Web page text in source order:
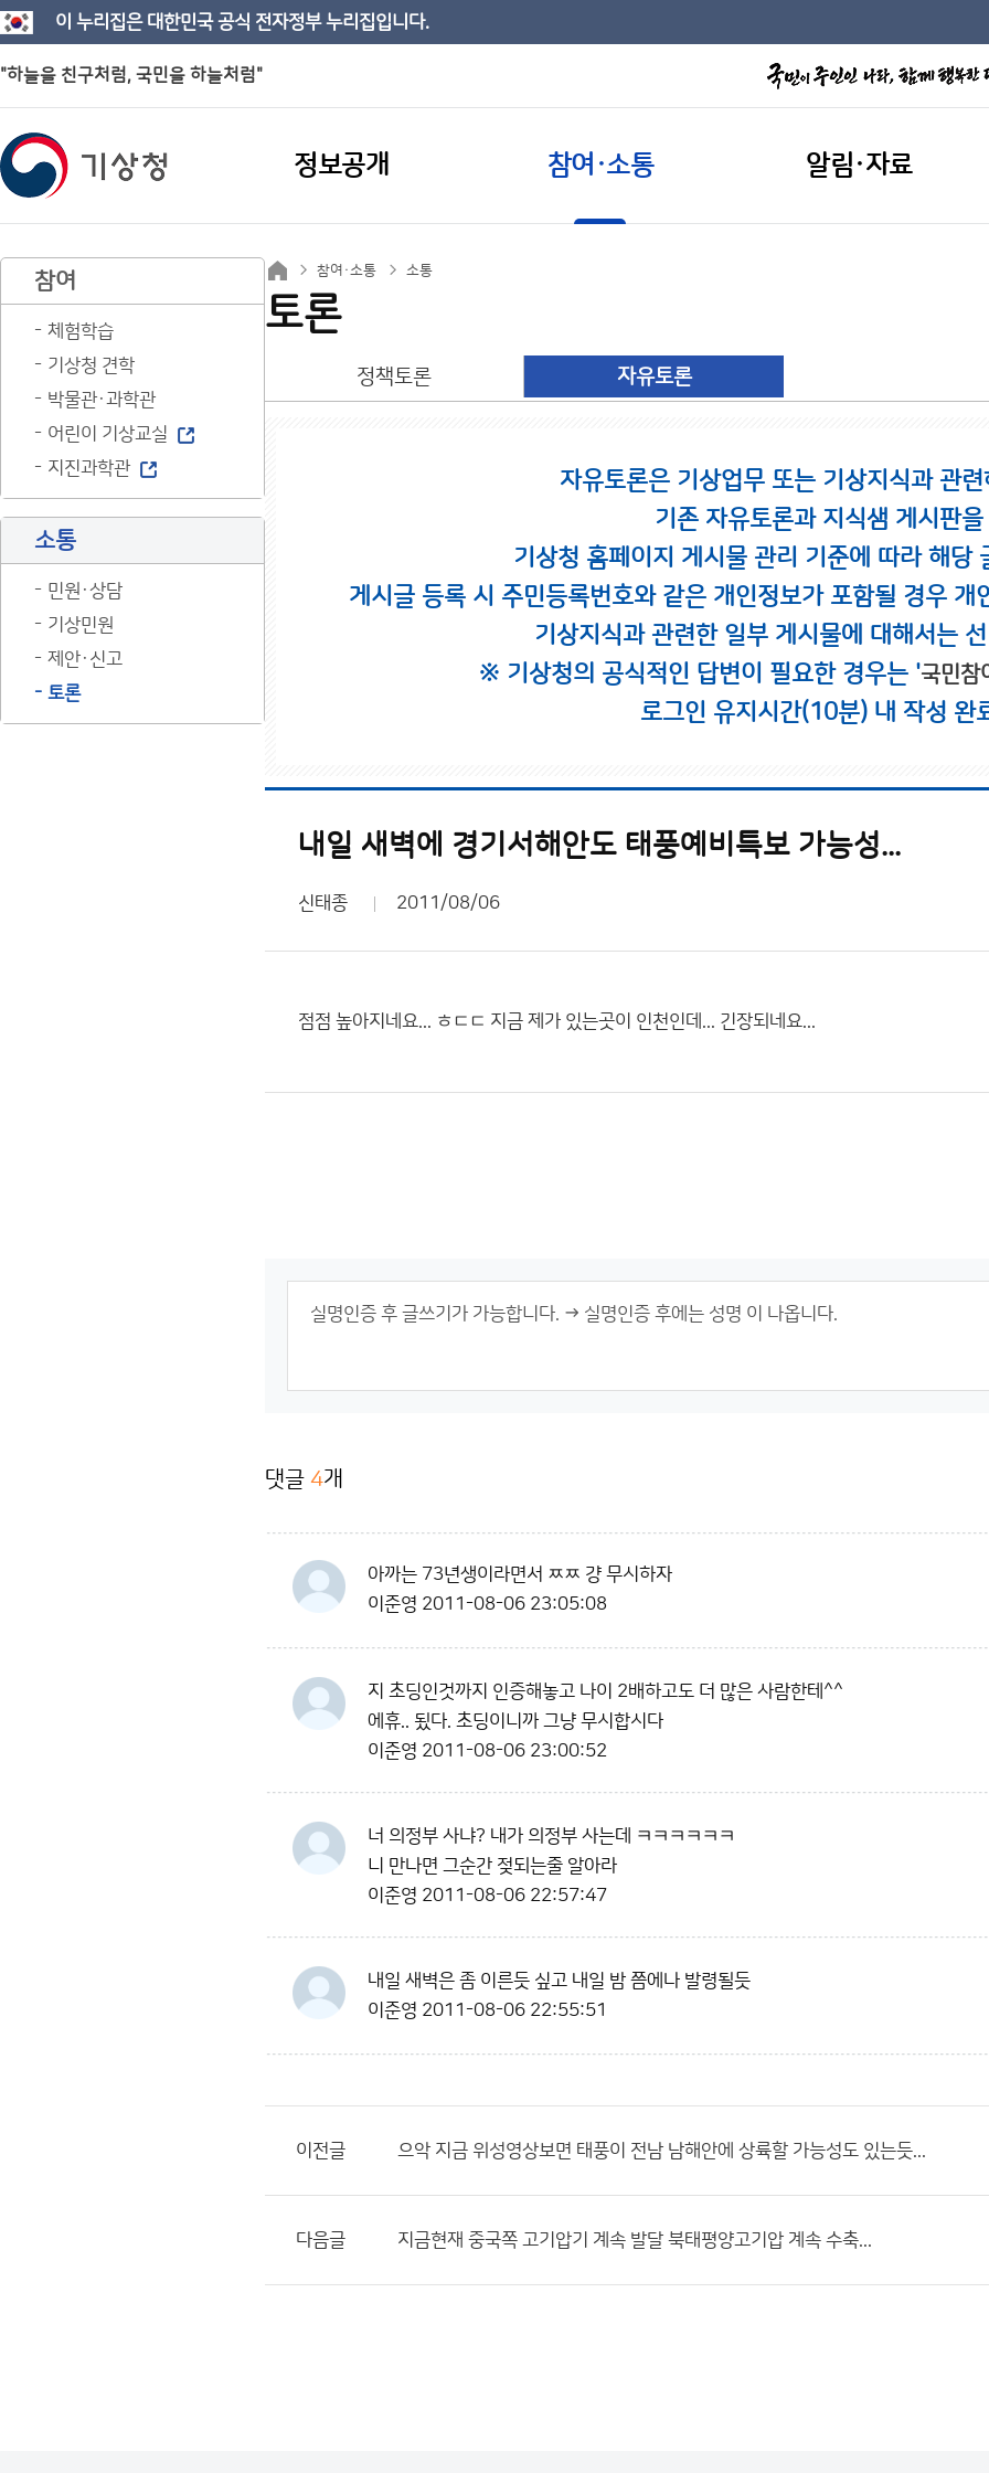
이 누리집은 대한민국 공식 전자정부 누리집입니다.
"하늘을 친구처럼, 국민을 하늘처럼"
정보공개 참여·소통 알림·자료
참여
체험학습
기상청 견학
박물관·과학관
어린이 기상교실
지진과학관
소통
민원·상담
기상민원
제안·신고
토론
참여·소통 소통
토론
정책토론 자유토론
자유토론은 기상업무 또는 기상지식과 관
기존 자유토론과 지식샘 게시판
기상청 홈페이지 게시물 관리 기준에 따라 해당
게시글 등록 시 주민등록번호와 같은 개인정보가 포함될 경우
기상지식과 관련한 일부 게시물에 대해서는
※ 기상청의 공식적인 답변이 필요한 경우는 '국민참
로그인 유지시간(10분) 내 작성 완
내일 새벽에 경기서해안도 태풍예비특보 가능성...
신태종 2011/08/06
점점 높아지네요... ㅎㄷㄷ 지금 제가 있는곳이 인천인데... 긴장되네요...
댓글 4개
아까는 73년생이라면서 ㅉㅉ 걍 무시하자
이준영 2011-08-06 23:05:08
지 초딩인것까지 인증해놓고 나이 2배하고도 더 많은 사람한테^^
에휴.. 됬다. 초딩이니까 그냥 무시합시다
이준영 2011-08-06 23:00:52
너 의정부 사냐? 내가 의정부 사는데 ㅋㅋㅋㅋㅋㅋ
니 만나면 그순간 젖되는줄 알아라
이준영 2011-08-06 22:57:47
내일 새벽은 좀 이른듯 싶고 내일 밤 쯤에나 발령될듯
이준영 2011-08-06 22:55:51
이전글 으악 지금 위성영상보면 태풍이 전남 남해안에 상륙할 가능성도 있는듯...
다음글 지금현재 중국쪽 고기압기 계속 발달 북태평양고기압 계속 수축...